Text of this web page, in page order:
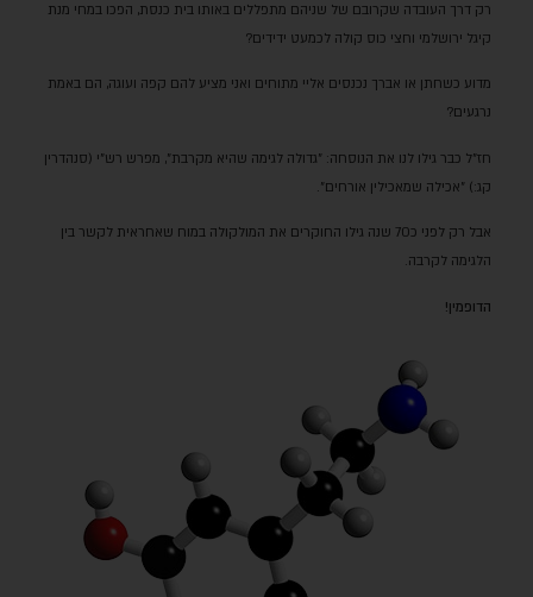
רק דרך העובדה שקרובם של שניהם מתפללים באותו בית כנסת, הפכו במחי מנת
קיגל ירושלמי וחצי כוס קולה לכמעט ידידים?
מדוע כשחתן או אברך נכנסים אליי מתוחים ואני מציע להם קפה ועוגה, הם באמת
נרגעים?
חז"ל כבר גילו לנו את הנוסחה: "גדולה לגימה שהיא מקרבת", מפרש רש"י (סנהדרין
קג:) "אכילה שמאכילין אורחים".
אבל רק לפני כ70 שנה גילו החוקרים את המולקולה במוח שאחראית לקשר בין
הלגימה לקרבה.
הדופמין!